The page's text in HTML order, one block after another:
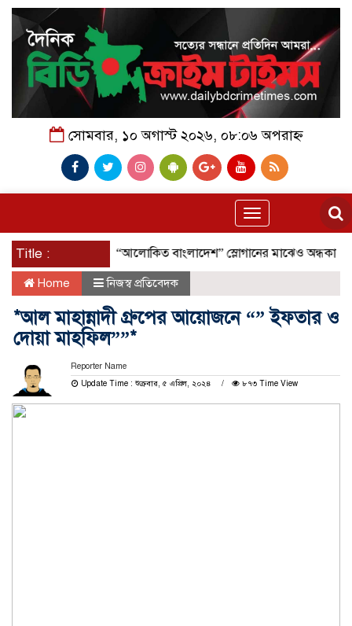
সোমবার, ১০ অগাস্ট ২০২৬, ০৮:০৬ অপরাহ্ন
Toggle
navigation
Title : “আলোকিত বাংলাদেশ” স্লোগানের মাঝেও অন্ধকারে মানুষ;
Home নিজস্ব প্রতিবেদক
*আল মাহান্নাদী গ্রুপের আয়োজনে “” ইফতার ও
দোয়া মাহফিল””*
Reporter Name
Update Time : শুক্রবার, ৫ এপ্রিল, ২০২৪
৮৭৩ Time View